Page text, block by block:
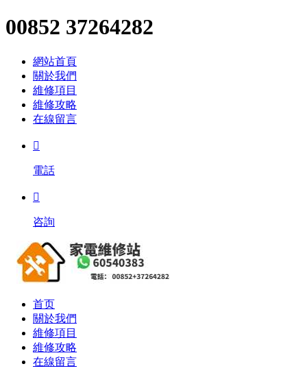
00852 37264282
網站首頁
關於我們
維修項目
維修攻略
在線留言

電話

咨詢
首页
關於我們
維修項目
維修攻略
在線留言